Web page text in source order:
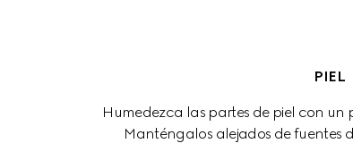
PIEL
Humedezca las partes de piel con un
Manténgalos alejados de fuentes